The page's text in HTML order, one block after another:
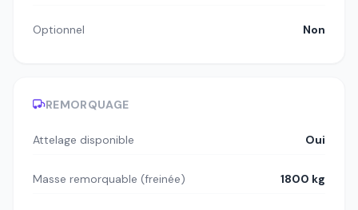
Optionnel Non
REMORQUAGE
Attelage disponible Oui
Masse remorquable (freinée) 1800 kg